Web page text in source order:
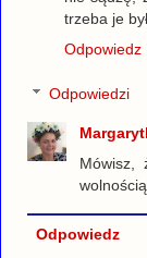
trzeba je
Odpowiedz
Odpowiedzi
Mówisz,
Odpowiedz